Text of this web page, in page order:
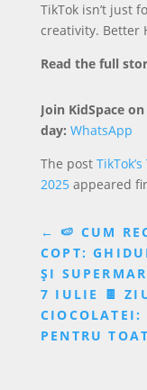
TikTok isn’t just
creativity. Better
Read the full
Join KidSpace
day: WhatsApp
The post
2025appeared
←🍉 CUM
COPT:
ȘI
7 IULIE 🍫
CIOCOLATEI:
PENTRU